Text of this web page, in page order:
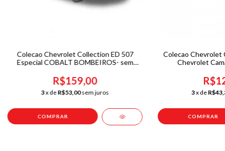
Colecao Chevrolet Collection ED 507
Especial COBALT BOMBEIROS- sem
R$159,00
3x deR$53,00sem juros
Colecao Chevrolet
Chevrolet
3x de